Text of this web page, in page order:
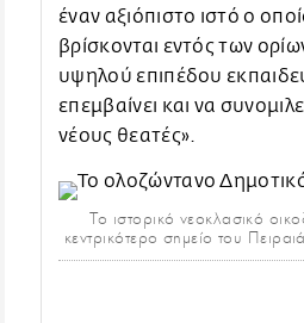
έναν αξιόπιστο ιστό ο
βρίσκονται εντός των
υψηλού επιπέδου
επεμβαίνει και να
νέους θεατές».
Το ιστορικό νεοκλασικό
κεντρικότερο σημείο του